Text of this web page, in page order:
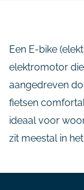
Een E-bike
elektromotor
aangedreven
fietsen
ideaal voor
zit meestal in